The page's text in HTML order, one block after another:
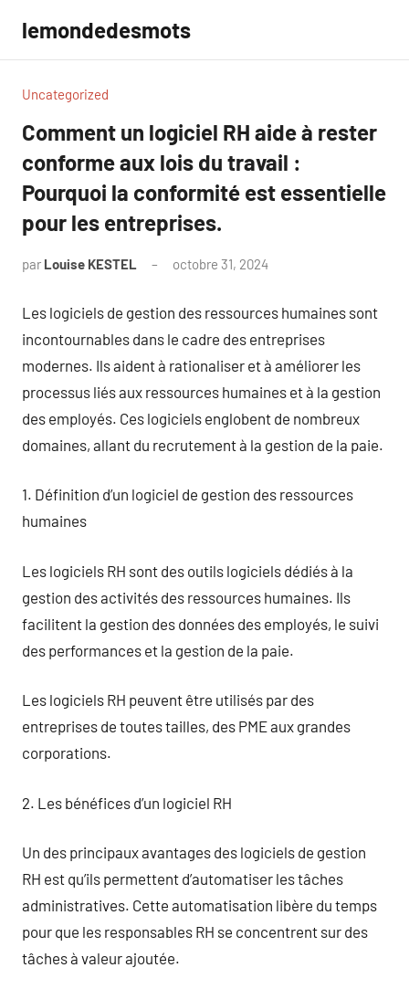
contenu
lemondedesmots
Uncategorized
Comment un logiciel RH aide à rester
conforme aux lois du travail :
Pourquoi la conformité est essentielle
pour les entreprises.
par Louise KESTEL octobre 31, 2024
Les logiciels de gestion des ressources humaines sont
incontournables dans le cadre des entreprises
modernes. Ils aident à rationaliser et à améliorer les
processus liés aux ressources humaines et à la gestion
des employés. Ces logiciels englobent de nombreux
domaines, allant du recrutement à la gestion de la paie.
1. Définition d’un logiciel de gestion des ressources
humaines
Les logiciels RH sont des outils logiciels dédiés à la
gestion des activités des ressources humaines. Ils
facilitent la gestion des données des employés, le suivi
des performances et la gestion de la paie.
Les logiciels RH peuvent être utilisés par des
entreprises de toutes tailles, des PME aux grandes
corporations.
2. Les bénéfices d’un logiciel RH
Un des principaux avantages des logiciels de gestion
RH est qu’ils permettent d’automatiser les tâches
administratives. Cette automatisation libère du temps
pour que les responsables RH se concentrent sur des
tâches à valeur ajoutée.